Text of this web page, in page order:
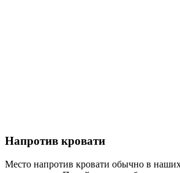
Напротив кровати
Место напротив кровати обычно в наших